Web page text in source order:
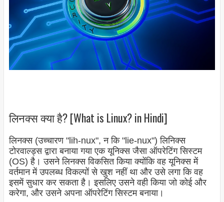
लिनक्स क्या है? [What is Linux? in Hindi]
लिनक्स (उच्चारण "lih-nux", न कि "lie-nux") लिनिक्स
टोरवाल्ड्स द्वारा बनाया गया एक यूनिक्स जैसा ऑपरेटिंग सिस्टम
(OS) है। उसने लिनक्स विकसित किया क्योंकि वह यूनिक्स में
वर्तमान में उपलब्ध विकल्पों से खुश नहीं था और उसे लगा कि वह
इसमें सुधार कर सकता है। इसलिए उसने वही किया जो कोई और
करेगा, और उसने अपना ऑपरेटिंग सिस्टम बनाया।